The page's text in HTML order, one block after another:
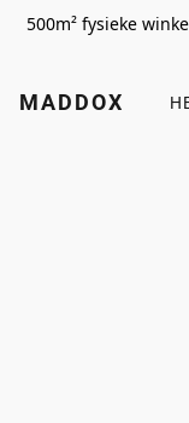
500m² fysieke
MADDOX